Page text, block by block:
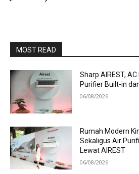
MOST READ
Sharp AIREST,
Purifier Built-in
06/08/2026
Rumah Modern
Sekaligus Air
Lewat AIREST
06/08/2026